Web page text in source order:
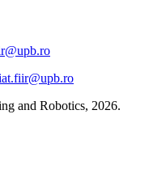
and Robotics, 2026.